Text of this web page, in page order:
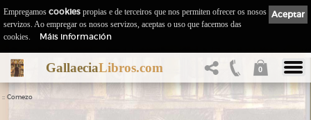
GallaeciaLibros.com 0
:: Comezo
Aceptar
Empregamos cookies propias e de terceiros que nos permiten ofrecer os nosos
servizos. Ao empregar os nosos servizos, aceptas o uso que facemos das
cookies.
Máis información